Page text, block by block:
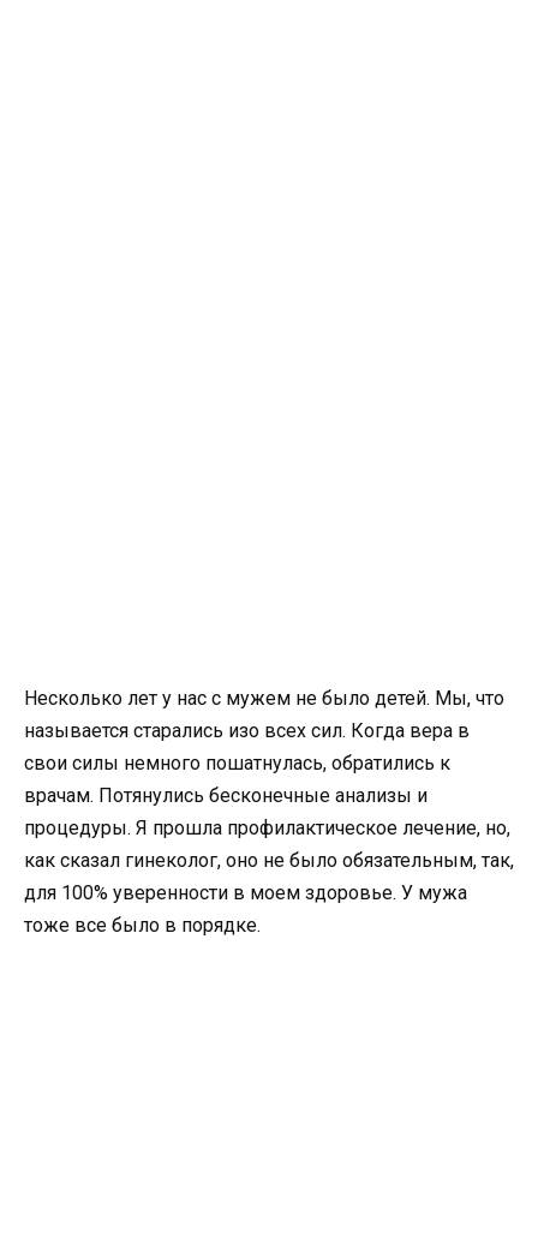
Несколько лет у нас с мужем не было детей. Мы, что
называется старались изо всех сил. Когда вера в
свои силы немного пошатнулась, обратились к
врачам. Потянулись бесконечные анализы и
процедуры. Я прошла профилактическое лечение, но,
как сказал гинеколог, оно не было обязательным, так,
для 100% уверенности в моем здоровье. У мужа
тоже все было в порядке.